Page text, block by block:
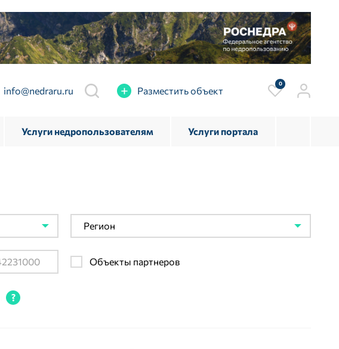
info@nedraru.ru Разместить объект
0
Услуги недропользователям Услуги портала
Регион
Объекты партнеров